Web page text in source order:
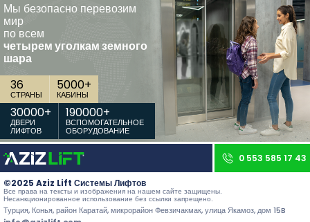
Мы безопасно перевозим
мир
по всем
четырем уголкам земного
шара
36
СТРАНЫ
5000+
КАБИНЫ
30000+
ДВЕРИ
ЛИФТОВ
190000+
ВСПОМОГАТЕЛЬНОЕ
ОБОРУДОВАНИЕ
0 553 585 17 43
©2025 Aziz Lift Системы Лифтов
Все права на тексты и изображения на нашем сайте защищены.
Несанкционированное использование без ссылки запрещено.
Турция, Конья, район Каратай, микрорайон Февзичакмак, улица Якамоз, дом 15B